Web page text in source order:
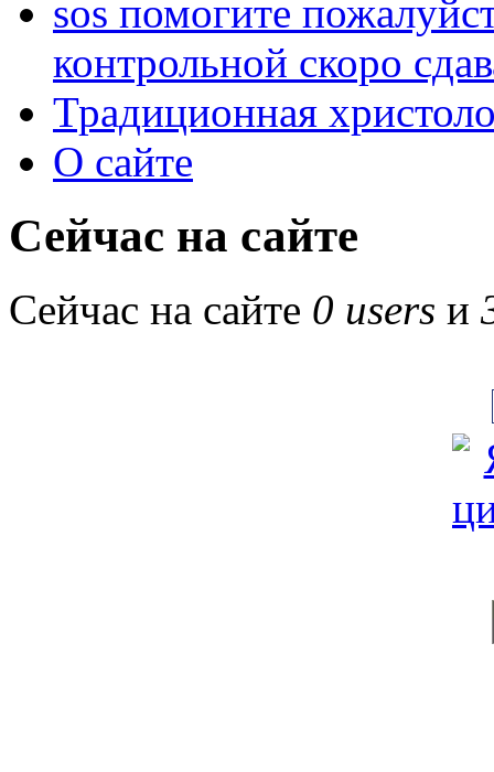
sos помогите
контрольной скоро
Традиционная
О сайте
Сейчас на сайте
Сейчас на сайте 0 users и